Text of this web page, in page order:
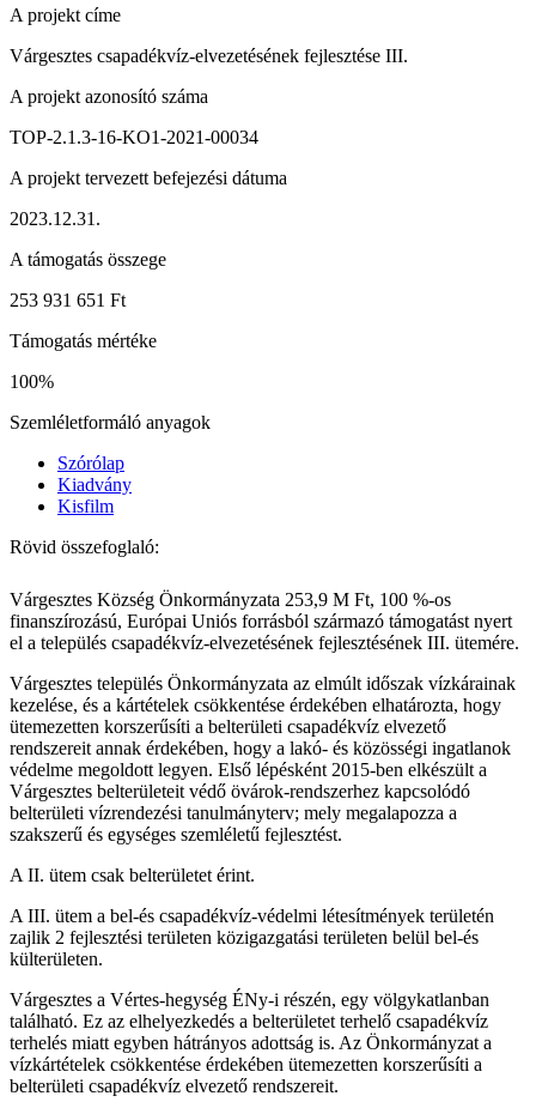
A projekt címe
Várgesztes csapadékvíz-elvezetésének fejlesztése III.
A projekt azonosító száma
TOP-2.1.3-16-KO1-2021-00034
A projekt tervezett befejezési dátuma
2023.12.31.
A támogatás összege
253 931 651 Ft
Támogatás mértéke
100%
Szemléletformáló anyagok
Szórólap
Kiadvány
Kisfilm
Rövid összefoglaló:
Várgesztes Község Önkormányzata 253,9 M Ft, 100 %-os
finanszírozású, Európai Uniós forrásból származó támogatást nyert
el a település csapadékvíz-elvezetésének fejlesztésének III. ütemére.
Várgesztes település Önkormányzata az elmúlt időszak vízkárainak
kezelése, és a kártételek csökkentése érdekében elhatározta, hogy
ütemezetten korszerűsíti a belterületi csapadékvíz elvezető
rendszereit annak érdekében, hogy a lakó- és közösségi ingatlanok
védelme megoldott legyen. Első lépésként 2015-ben elkészült a
Várgesztes belterületeit védő övárok-rendszerhez kapcsolódó
belterületi vízrendezési tanulmányterv; mely megalapozza a
szakszerű és egységes szemléletű fejlesztést.
A II. ütem csak belterületet érint.
A III. ütem a bel-és csapadékvíz-védelmi létesítmények területén
zajlik 2 fejlesztési területen közigazgatási területen belül bel-és
külterületen.
Várgesztes a Vértes-hegység ÉNy-i részén, egy völgykatlanban
található. Ez az elhelyezkedés a belterületet terhelő csapadékvíz
terhelés miatt egyben hátrányos adottság is. Az Önkormányzat a
vízkártételek csökkentése érdekében ütemezetten korszerűsíti a
belterületi csapadékvíz elvezető rendszereit.